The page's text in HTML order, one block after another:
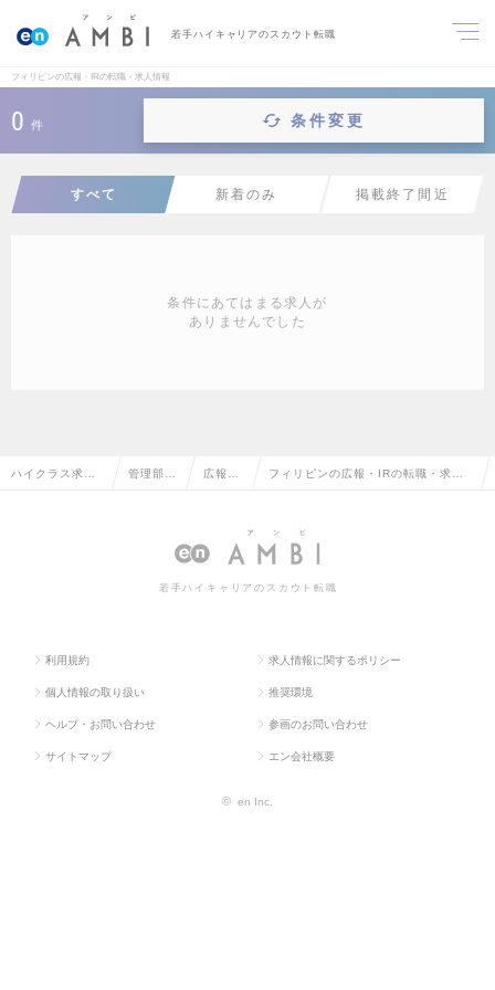
若手ハイキャリアのスカウト転職
フィリピンの広報・IRの転職・求人情報
0 件 条件変更
すべて 新着のみ 掲載終了間近
条件にあてはまる求人が
ありませんでした
ハイクラス求人T 管理部門 広報・I フィリピンの広報・IRの転職・求人
若手ハイキャリアのスカウト転職
利用規約 求人情報に関するポリシー
個人情報の取り扱い 推奨環境
ヘルプ・お問い合わせ 参画のお問い合わせ
サイトマップ エン会社概要
© en Inc.